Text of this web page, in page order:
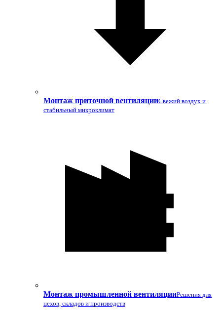
Монтаж приточной вентиляцииСвежий воздух и
стабильный микроклимат
Монтаж промышленной вентиляцииРешения для
цехов, складов и производств